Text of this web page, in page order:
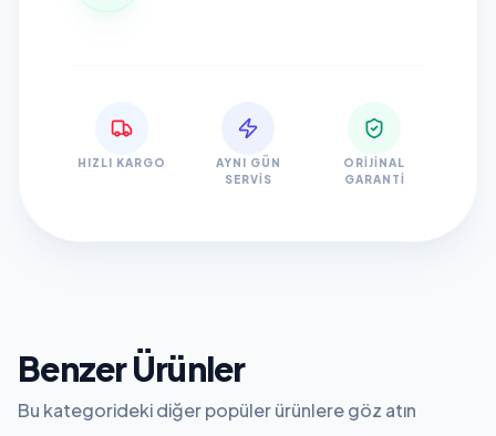
HIZLI KARGO
AYNI GÜN
SERVIS
ORIJINAL
GARANTI
Benzer Ürünler
Bu kategorideki diğer popüler ürünlere göz atın